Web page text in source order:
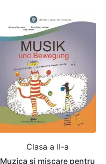
Clasa a II-a
Muzica si miscare pentru